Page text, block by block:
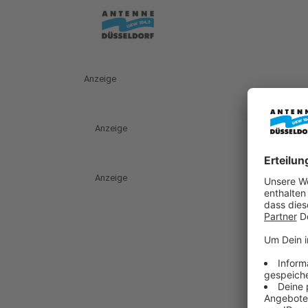
Anzeige
Anzeige
Anzeige